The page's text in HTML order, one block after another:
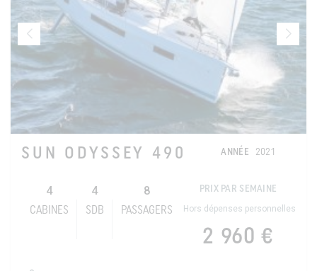
SUN ODYSSEY 490 ANNÉE 2021
4
CABINES
4
SDB
8
PASSAGERS
PRIX PAR SEMAINE
Hors dépenses personnelles
2 960 €